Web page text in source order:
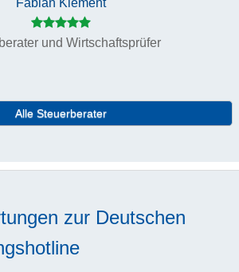
und Wirtschaftsprüfer
Alle Steuerberater
zur Deutschen